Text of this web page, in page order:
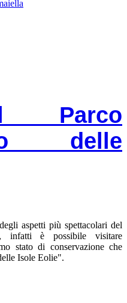
Parco
delle
aspetti più spettacolari del
infatti è possibile visitare
stato di conservazione che
Isole Eolie".